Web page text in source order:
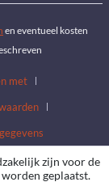
en eventueel kosten
met
zijn voor de
geplaatst.